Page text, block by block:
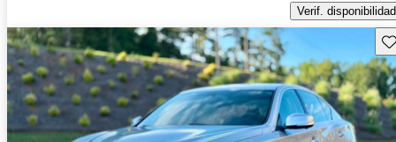
Verif. disponibilidad